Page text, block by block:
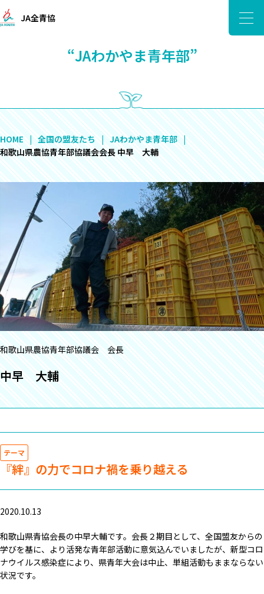
JA全青協
“JAわかやま青年部”
HOME 全国の盟友たち
JAわかやま青年部
和歌山県農協青年部協議会会長 中早 大輔
和歌山県農協青年部協議会 会長
中早 大輔
テーマ
『絆』の力でコロナ禍を乗り越える
2020.10.13
和歌山県青協会長の中早大輔です。会長２期目として、全国盟友からの
学びを基に、より活発な青年部活動に意気込んでいましたが、新型コロ
ナウイルス感染症により、県青年大会は中止、単組活動もままならない
状況です。